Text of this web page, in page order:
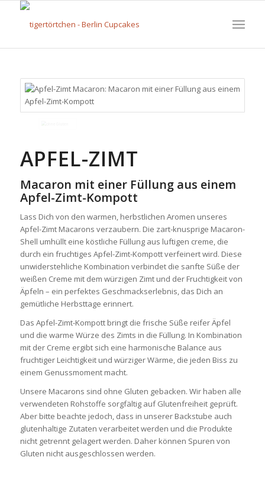
APFEL-ZIMT
Macaron mit einer Füllung aus einem
Apfel-Zimt-Kompott
Lass Dich von den warmen, herbstlichen Aromen unseres
Apfel-Zimt Macarons verzaubern. Die zart-knusprige Macaron-
Shell umhüllt eine köstliche Füllung aus luftigen creme, die
durch ein fruchtiges Apfel-Zimt-Kompott verfeinert wird. Diese
unwiderstehliche Kombination verbindet die sanfte Süße der
weißen Creme mit dem würzigen Zimt und der Fruchtigkeit von
Äpfeln – ein perfektes Geschmackserlebnis, das Dich an
gemütliche Herbsttage erinnert.
Das Apfel-Zimt-Kompott bringt die frische Süße reifer Äpfel
und die warme Würze des Zimts in die Füllung. In Kombination
mit der Creme ergibt sich eine harmonische Balance aus
fruchtiger Leichtigkeit und würziger Wärme, die jeden Biss zu
einem Genussmoment macht.
Unsere Macarons sind ohne Gluten gebacken. Wir haben alle
verwendeten Rohstoffe sorgfältig auf Glutenfreiheit geprüft.
Aber bitte beachte jedoch, dass in unserer Backstube auch
glutenhaltige Zutaten verarbeitet werden und die Produkte
nicht getrennt gelagert werden. Daher können Spuren von
Gluten nicht ausgeschlossen werden.